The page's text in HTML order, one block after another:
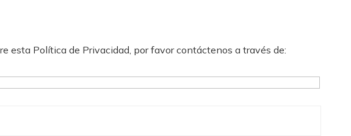
esta Política de Privacidad, por favor contáctenos a través de: